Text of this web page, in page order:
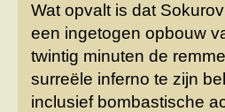
Wat opvalt is dat
een ingetogen opbouw
twintig minuten de
surreële inferno te zijn
inclusief bombastische